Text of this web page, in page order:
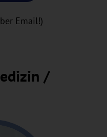
Email!)
/